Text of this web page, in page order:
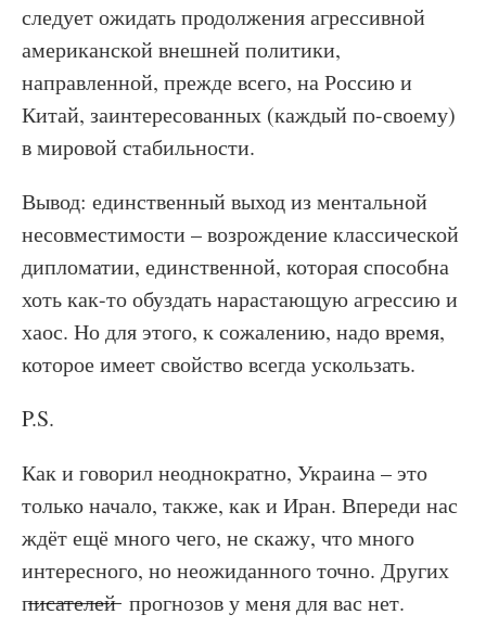
следует ожидать продолжения агрессивной
американской внешней политики,
направленной, прежде всего, на Россию и
Китай, заинтересованных (каждый по-своему)
в мировой стабильности.
Вывод: единственный выход из ментальной
несовместимости – возрождение классической
дипломатии, единственной, которая способна
хоть как-то обуздать нарастающую агрессию и
хаос. Но для этого, к сожалению, надо время,
которое имеет свойство всегда ускользать.
P.S.
Как и говорил неоднократно, Украина – это
только начало, также, как и Иран. Впереди нас
ждёт ещё много чего, не скажу, что много
интересного, но неожиданного точно. Других
п̶и̶с̶а̶т̶е̶л̶е̶й̶ прогнозов у меня для вас нет.